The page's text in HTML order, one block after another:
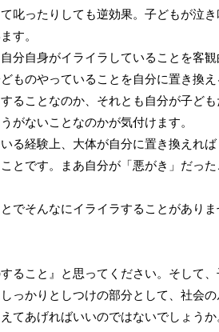
叱ったりしても逆効果。子どもが泣き
す。
分自身がイライラしていることを客観
ものやっていることを自分に置き換え
ることなのか、それとも自分が子ども
がないことなのかが気付けます。
る経験上、大体が自分に置き換えれば
とです。まあ自分が「悪がき」だった
でそんなにイライラすることがありま
ること』と思ってください。そして、
っかりとしつけの部分として、社会の
てあげればいいのではないでしょうか